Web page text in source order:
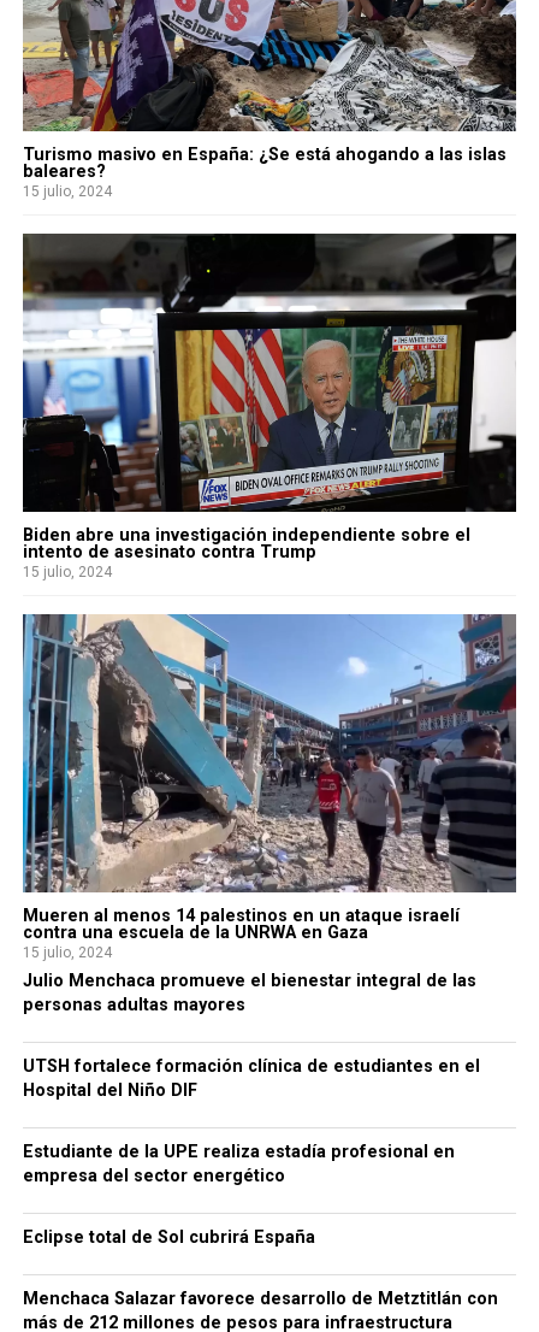
Turismo masivo en España: ¿Se está ahogando a las islas
baleares?
15 julio, 2024
Biden abre una investigación independiente sobre el
intento de asesinato contra Trump
15 julio, 2024
Mueren al menos 14 palestinos en un ataque israelí
contra una escuela de la UNRWA en Gaza
15 julio, 2024
Julio Menchaca promueve el bienestar integral de las
personas adultas mayores
UTSH fortalece formación clínica de estudiantes en el
Hospital del Niño DIF
Estudiante de la UPE realiza estadía profesional en
empresa del sector energético
Eclipse total de Sol cubrirá España
Menchaca Salazar favorece desarrollo de Metztitlán con
más de 212 millones de pesos para infraestructura